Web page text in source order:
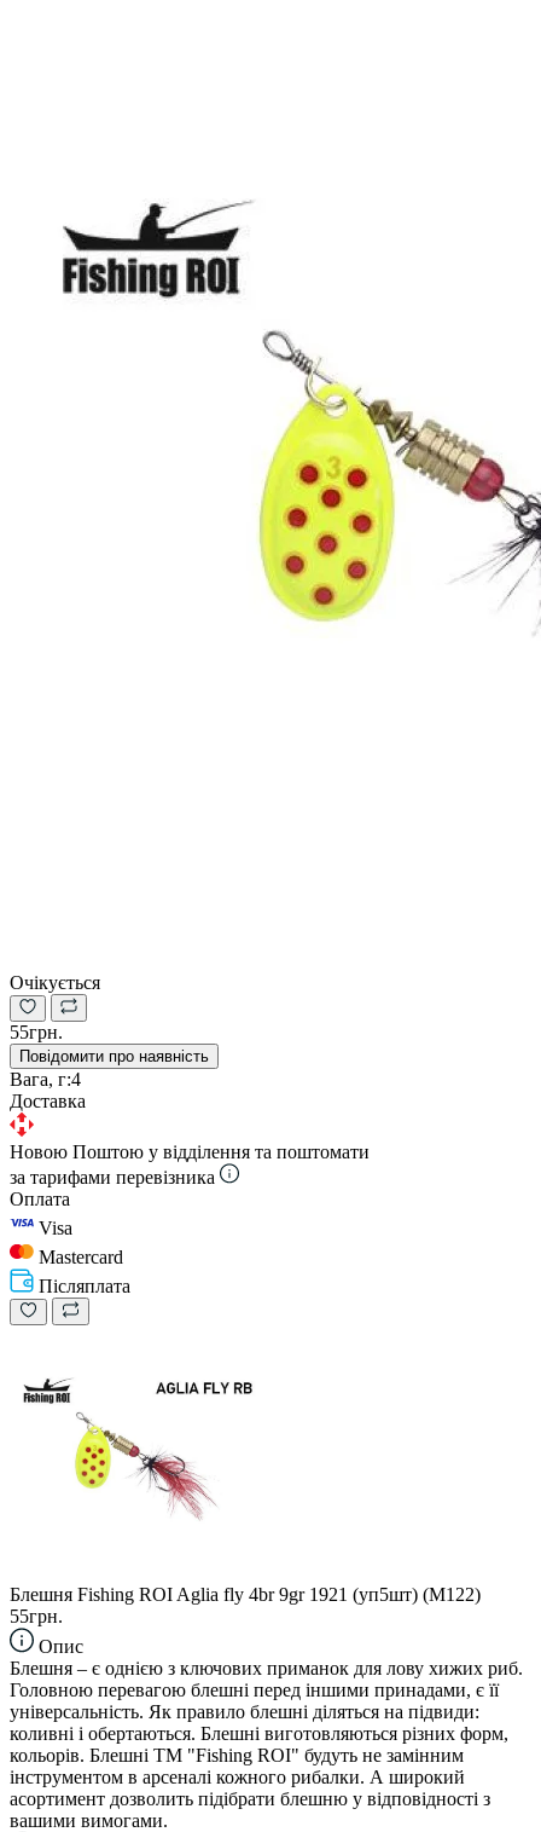
Очікується
55грн.
Повідомити про наявність
Вага, г:4
Доставка
Новою Поштою у відділення та поштомати
за тарифами перевізника
Оплата
Visa
Mastercard
Післяплата
Блешня Fishing ROI Aglia fly 4br 9gr 1921 (уп5шт) (M122)
55грн.
Опис
Блешня – є однією з ключових приманок для лову хижих риб.
Головною перевагою блешні перед іншими принадами, є її
універсальність. Як правило блешні діляться на підвиди:
коливні і обертаються. Блешні виготовляються різних форм,
кольорів. Блешні TM "Fishing ROI" будуть не замінним
інструментом в арсеналі кожного рибалки. А широкий
асортимент дозволить підібрати блешню у відповідності з
вашими вимогами.